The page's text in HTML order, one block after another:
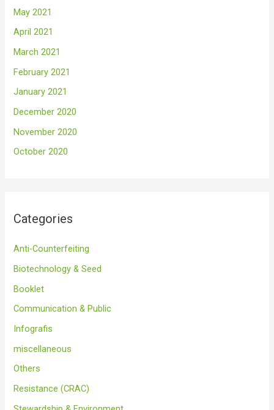
May 2021
April 2021
March 2021
February 2021
January 2021
December 2020
November 2020
October 2020
Categories
Anti-Counterfeiting
Biotechnology & Seed
Booklet
Communication & Public
Infografis
miscellaneous
Others
Resistance (CRAC)